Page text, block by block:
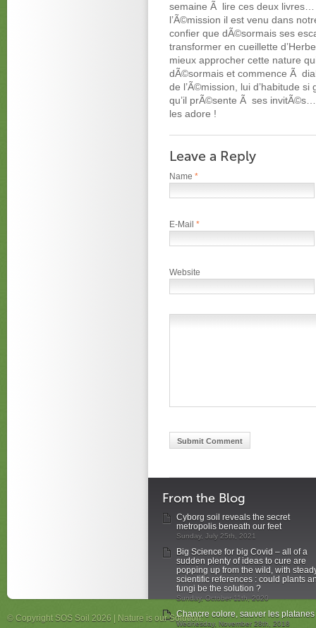
semaine Ã lire ces deux
l’Ã©mission il est venu dans
confier que dÃ©sormais ses
transformer en cueillette
mieux approcher cette nature
dÃ©sormais et commence Ã
de l’Ã©mission, lui d’habitude
qu’il prÃ©sente Ã ses
les adore !
Leave a Reply
Name *
E-Mail *
Website
From the Blog
Cyborg soil reveals the secret
metropolis beneath our feet
Sunday, July 25th, 2021
Big Science for big Covid – all of a
sudden plenty of ideas to cure are
popping up from the wild, with
scientific references : could plants
fungi be the solution ?
Sunday, October 11th, 2020
Chancre colore, sauver les platanes
Wednesday, November 28th, 2018
© Copyright SOS Soil 2026 | Nature is our Solution.